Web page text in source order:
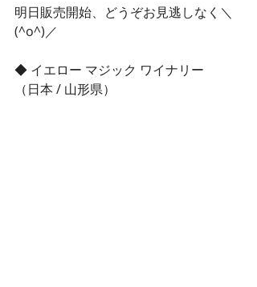
明日販売開始、どうぞお見逃しなく＼
(^o^)／
◆ イエロー マジック ワイナリー
（日本 / 山形県）